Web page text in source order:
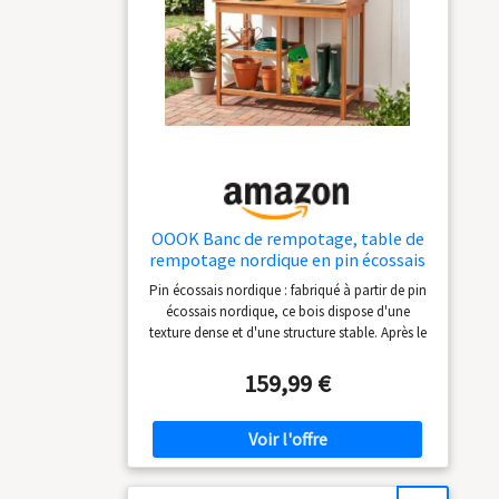
avec 1 an de service après-vente.Si vous avez
des questions lors de l'utilisation, veuillez nous
contacter à tout moment.Nous ferons de notre
mieux pour vous aider à résoudre le problème.
OOOK Banc de rempotage, table de
rempotage nordique en pin écossais
avec plateau coulissant, évier
amovible, poste de travail pour
extérieur, terrasse, pelouse, poste de
travail de jardin en bois
Pin écossais nordique : fabriqué à partir de pin
écossais nordique, ce bois dispose d'une
texture dense et d'une structure stable. Après le
résistance à l'humidité, aux insectes et aux
fissures est améliorée. Il conserve la sensation
chaude et le grain naturel du bois massif, ce
qui le rend respectueux de l'environnement et
durable pour une utilisation en extérieur
Dimensions du produit : le banc de rempotage
159,99 €